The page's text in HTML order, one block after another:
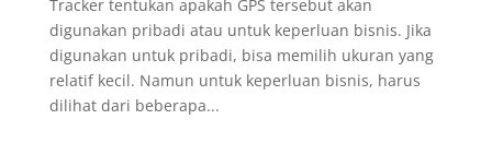
Tracker tentukan apakah GPS tersebut akan
digunakan pribadi atau untuk keperluan bisnis. Jika
digunakan untuk pribadi, bisa memilih ukuran yang
relatif kecil. Namun untuk keperluan bisnis, harus
dilihat dari beberapa...